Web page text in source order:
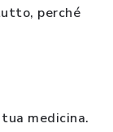
perché
medicina.